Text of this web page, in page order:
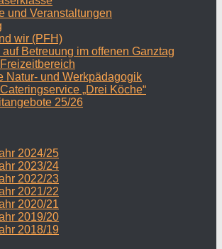
und Veranstaltungen
wir (PFH)
auf Betreuung im offenen Ganztag
Natur- und Werkpädagogik
„Drei Köche“
25/26
2024/25
2023/24
2022/23
2021/22
2020/21
2019/20
2018/19